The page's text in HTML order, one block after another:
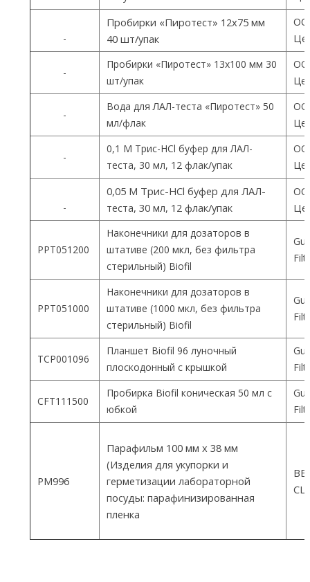
-
Пробирки «Пиротест» 12х75 мм
40 шт/упак
-
Пробирки «Пиротест» 13х100 мм 30
шт/упак
-
Вода для ЛАЛ-теста «Пиротест» 50
мл/флак
-
0,1 М Трис-HCl буфер для ЛАЛ-
теста, 30 мл, 12 флак/упак
-
0,05 М Трис-HCl буфер для ЛАЛ-
теста, 30 мл, 12 флак/упак
PPT051200
Наконечники для дозаторов в
штативе (200 мкл, без фильтра
стерильный) Biofil
PPT051000
Наконечники для дозаторов в
штативе (1000 мкл, без фильтра
стерильный) Biofil
TCP001096
Планшет Biofil 96 луночный
плоскодонный с крышкой
CFT111500
Пробирка Biofil коническая 50 мл с
юбкой
PM996
Парафильм 100 мм х 38 мм
(Изделия для укупорки и
герметизации лабораторной
посуды: парафинизированная
пленка